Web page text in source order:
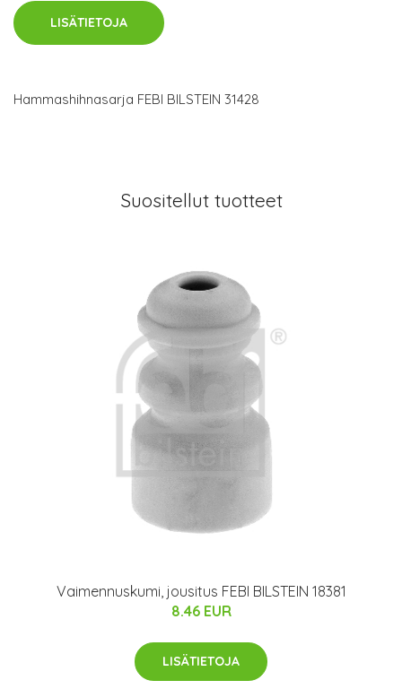
LISÄTIETOJA
Hammashihnasarja FEBI BILSTEIN 31428
Suositellut tuotteet
Vaimennuskumi, jousitus FEBI BILSTEIN 18381
8.46 EUR
LISÄTIETOJA